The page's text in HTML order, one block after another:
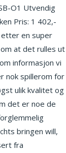
O1 Utvendig
Pris: 1 402,-
etter en super
at det rulles ut
informasjon vi
nok spillerom for
ulik kvalitet og
det er noe de
bringen will,
fra